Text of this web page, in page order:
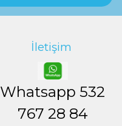
İletişim
Whatsapp 532
767 28 84